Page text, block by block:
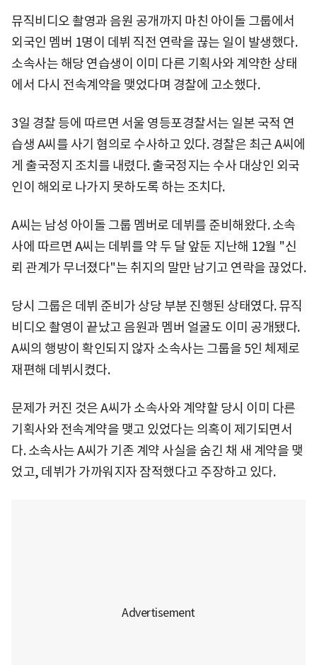
뮤직비디오 촬영과 음원 공개까지 마친 아이돌 그룹에서
외국인 멤버 1명이 데뷔 직전 연락을 끊는 일이 발생했다.
소속사는 해당 연습생이 이미 다른 기획사와 계약한 상태
에서 다시 전속계약을 맺었다며 경찰에 고소했다.
3일 경찰 등에 따르면 서울 영등포경찰서는 일본 국적 연
습생 A씨를 사기 혐의로 수사하고 있다. 경찰은 최근 A씨에
게 출국정지 조치를 내렸다. 출국정지는 수사 대상인 외국
인이 해외로 나가지 못하도록 하는 조치다.
A씨는 남성 아이돌 그룹 멤버로 데뷔를 준비해왔다. 소속
사에 따르면 A씨는 데뷔를 약 두 달 앞둔 지난해 12월 "신
뢰 관계가 무너졌다"는 취지의 말만 남기고 연락을 끊었다.
당시 그룹은 데뷔 준비가 상당 부분 진행된 상태였다. 뮤직
비디오 촬영이 끝났고 음원과 멤버 얼굴도 이미 공개됐다.
A씨의 행방이 확인되지 않자 소속사는 그룹을 5인 체제로
재편해 데뷔시켰다.
문제가 커진 것은 A씨가 소속사와 계약할 당시 이미 다른
기획사와 전속계약을 맺고 있었다는 의혹이 제기되면서
다. 소속사는 A씨가 기존 계약 사실을 숨긴 채 새 계약을 맺
었고, 데뷔가 가까워지자 잠적했다고 주장하고 있다.